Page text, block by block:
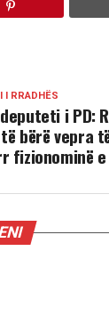
I RRADHËS
i PD:
bërë vepra
fizionominë